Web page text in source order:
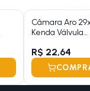
Câmara Aro
Kenda Válvula
R$ 22,64